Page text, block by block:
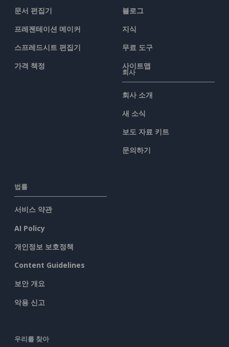
문서 편집기
프레젠테이션 메이커
스프레드시트 편집기
가격 책정
블로그
지식
무료 도구
사이트맵
회사
회사 소개
새 소식
보도 자료 키트
문의하기
법률
서비스 약관
AI Policy
개인정보 보호정책
Content Guidelines
보안 개요
악용 신고
우리를 찾아